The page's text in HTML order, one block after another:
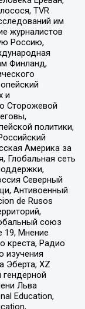
TVR
им
журналистов
Россию,
Финланд,
и
Сторожевой
политики,
Америка за
Глобальная сеть
Северный
Антивоенный
de Rusos
союз
19, Мнение
креста, Радио
изучения
Эберта, XZ
Льва
Education,